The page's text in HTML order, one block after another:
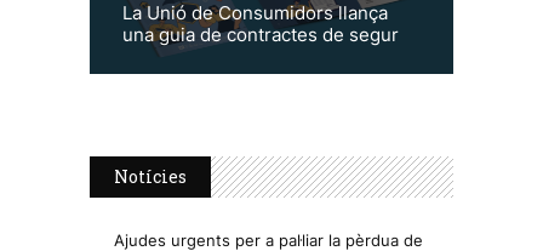
La Unió de Consumidors llança
una guia de contractes de segur
Notícies
Ajudes urgents per a pal·liar la pèrdua de